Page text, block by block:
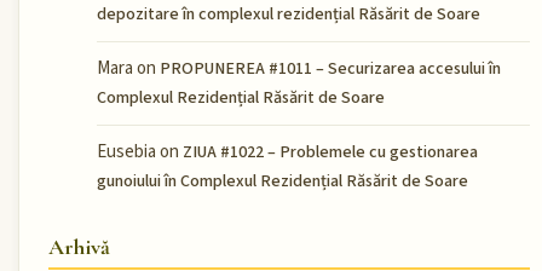
depozitare în complexul rezidențial Răsărit de Soare
Maraon PROPUNEREA #1011 – Securizarea accesului în
Complexul Rezidențial Răsărit de Soare
Eusebiaon ZIUA #1022 – Problemele cu gestionarea
gunoiului în Complexul Rezidențial Răsărit de Soare
Arhivă